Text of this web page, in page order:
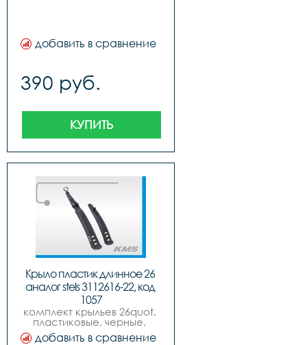
добавить в сравнение
390 руб.
КУПИТЬ
Крыло пластик длинное 26
аналог stels 3112616-22, код
1057
комплект крыльев 26quot,
пластиковые, черные,
удлиненные, аналог stels.
добавить в сравнение